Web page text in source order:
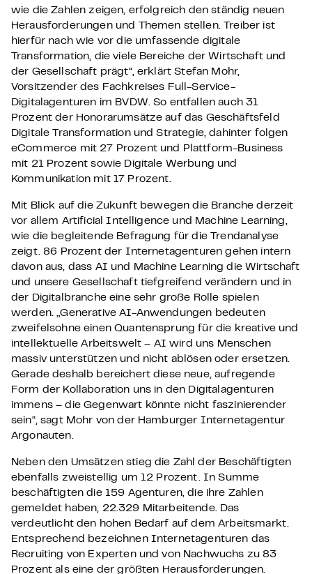
wie die Zahlen zeigen, erfolgreich den ständig neuen
Herausforderungen und Themen stellen. Treiber ist
hierfür nach wie vor die umfassende digitale
Transformation, die viele Bereiche der Wirtschaft und
der Gesellschaft prägt“, erklärt Stefan Mohr,
Vorsitzender des Fachkreises Full-Service-
Digitalagenturen im BVDW. So entfallen auch 31
Prozent der Honorarumsätze auf das Geschäftsfeld
Digitale Transformation und Strategie, dahinter folgen
eCommerce mit 27 Prozent und Plattform-Business
mit 21 Prozent sowie Digitale Werbung und
Kommunikation mit 17 Prozent.
Mit Blick auf die Zukunft bewegen die Branche derzeit
vor allem Artificial Intelligence und Machine Learning,
wie die begleitende Befragung für die Trendanalyse
zeigt. 86 Prozent der Internetagenturen gehen intern
davon aus, dass AI und Machine Learning die Wirtschaft
und unsere Gesellschaft tiefgreifend verändern und in
der Digitalbranche eine sehr große Rolle spielen
werden. „Generative AI-Anwendungen bedeuten
zweifelsohne einen Quantensprung für die kreative und
intellektuelle Arbeitswelt – AI wird uns Menschen
massiv unterstützen und nicht ablösen oder ersetzen.
Gerade deshalb bereichert diese neue, aufregende
Form der Kollaboration uns in den Digitalagenturen
immens – die Gegenwart könnte nicht faszinierender
sein“, sagt Mohr von der Hamburger Internetagentur
Argonauten.
Neben den Umsätzen stieg die Zahl der Beschäftigten
ebenfalls zweistellig um 12 Prozent. In Summe
beschäftigten die 159 Agenturen, die ihre Zahlen
gemeldet haben, 22.329 Mitarbeitende. Das
verdeutlicht den hohen Bedarf auf dem Arbeitsmarkt.
Entsprechend bezeichnen Internetagenturen das
Recruiting von Experten und von Nachwuchs zu 83
Prozent als eine der größten Herausforderungen.